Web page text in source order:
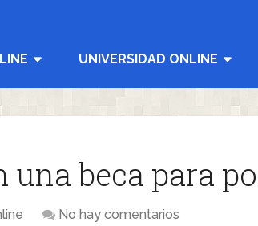
UNIVERSIDAD ONLINE
una beca para
No hay comentarios